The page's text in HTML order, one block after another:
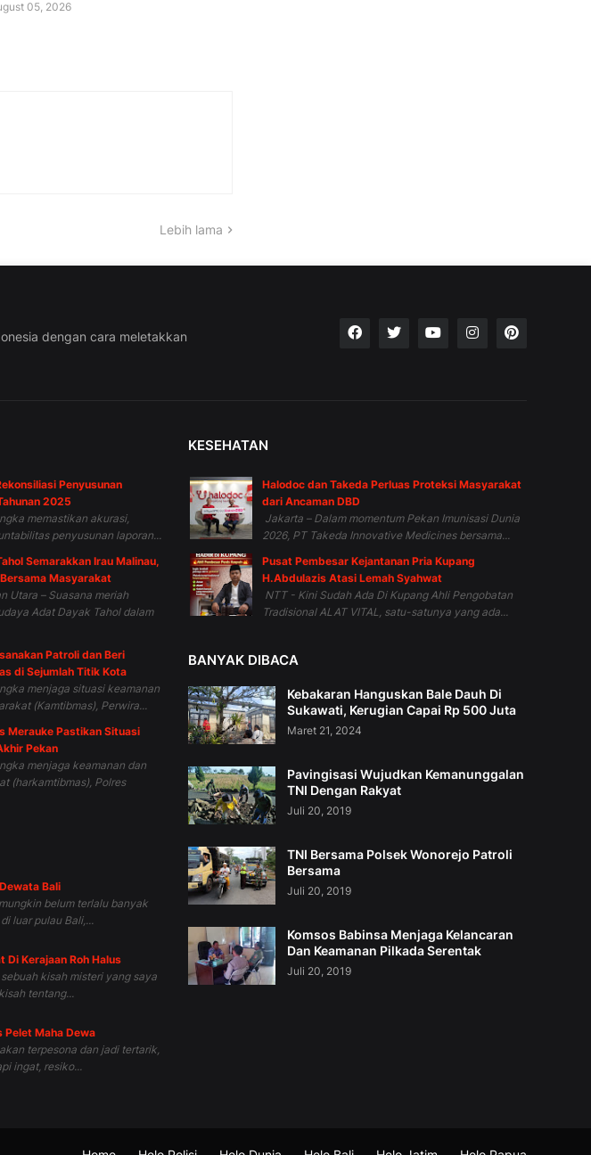
05, 2026
Lebih lama
dengan cara meletakkan
Penyusunan
2025
memastikan akurasi,
penyusunan laporan...
Semarakkan Irau Malinau,
Masyarakat
Utara – Suasana meriah
Adat Dayak Tahol dalam
Patroli dan Beri
di Sejumlah Titik Kota
menjaga situasi keamanan
(Kamtibmas), Perwira...
Merauke Pastikan Situasi
Pekan
menjaga keamanan dan
(harkamtibmas), Polres
Bali
belum terlalu banyak
luar pulau Bali,...
Di Kerajaan Roh Halus
kisah misteri yang saya
tentang...
Maha Dewa
terpesona dan jadi tertarik,
ingat, resiko...
KESEHATAN
Halodoc dan Takeda Perluas Proteksi Masyarakat
dari Ancaman DBD
Jakarta – Dalam momentum Pekan Imunisasi Dunia
2026, PT Takeda Innovative Medicines bersama...
Pusat Pembesar Kejantanan Pria Kupang
H.Abdulazis Atasi Lemah Syahwat
NTT - Kini Sudah Ada Di Kupang Ahli Pengobatan
Tradisional ALAT VITAL, satu-satunya yang ada...
BANYAK DIBACA
Kebakaran Hanguskan Bale Dauh Di
Sukawati, Kerugian Capai Rp 500 Juta
Maret 21, 2024
Pavingisasi Wujudkan Kemanunggalan
TNI Dengan Rakyat
Juli 20, 2019
TNI Bersama Polsek Wonorejo Patroli
Bersama
Juli 20, 2019
Komsos Babinsa Menjaga Kelancaran
Dan Keamanan Pilkada Serentak
Juli 20, 2019